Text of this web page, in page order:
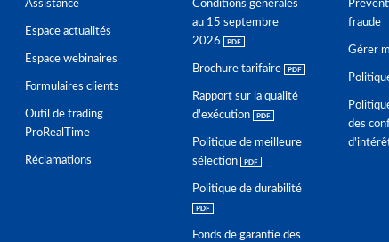
Assistance
Espace actualités
Espace webinaires
Formulaires clients
Outil de trading
ProRealTime
Réclamations
Conditions générales
au 15 septembre
2026
Brochure tarifaire
Rapport sur la qualité
d'exécution
Politique de meilleure
sélection
Politique de durabilité
Fonds de garantie des
fraude
Gérer
des